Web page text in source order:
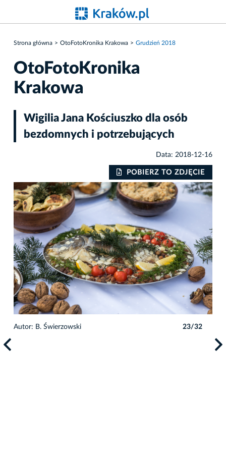
Strona główna OtoFotoKronika Krakowa Grudzień 2018
OtoFotoKronika
Krakowa
Wigilia Jana Kościuszko dla osób
bezdomnych i potrzebujących
Data: 2018-12-16
POBIERZ TO ZDJĘCIE
Autor: B. Świerzowski 23/32